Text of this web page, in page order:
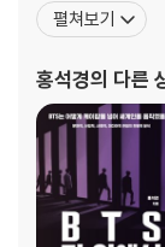
Three Layers of
ers
Third Layer: The
rsons
The Rabbit
tive Layers
Jin’s “Epiphany”
의 한류: 풀하우스,
진화: 디지털 문화
펼쳐보기
홍석경의 다른